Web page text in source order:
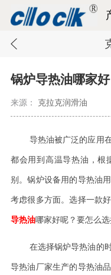
锅炉导热油哪家好
来源： 克拉克润滑油
导热油被广泛的应用
都会用到高温导热油，根
别。锅炉设备用的导热油
考虑很多方面。选择一款
导热油哪家好呢？要怎么选
在选择锅炉导热油的
导热油厂家生产的导热油